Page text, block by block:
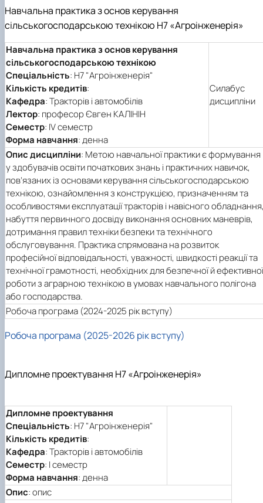
Навчальна практика з основ керування
сільськогосподарською технікою Н7 «Агроінженерія»
Навчальна практика з основ керування
сільськогосподарською технікою
Спеціальність: Н7 "Агроінженерія"
Кількість кредитів:
Кафедра: Тракторів і автомобілів
Лектор: професор Євген КАЛІНІН
Семестр: ІV семестр
Форма навчання: денна
Силабус
дисципліни
Опис дисципліни: Метою навчальної практики є формування
у здобувачів освіти початкових знань і практичних навичок,
пов’язаних із основами керування сільськогосподарською
технікою, ознайомлення з конструкцією, призначенням та
особливостями експлуатації тракторів і навісного
набуття первинного досвіду виконання основних маневрів,
дотримання правил техніки безпеки та технічного
обслуговування. Практика спрямована на розвиток
професійної відповідальності, уважності, швидкості реакції та
технічної грамотності, необхідних для безпечної й ефективної
роботи з аграрною технікою в умовах навчального полігона
або господарства.
Робоча програма (2024-2025 рік вступу)
Робоча програма (2025-2026 рік вступу)
Дипломне проектування Н7 «Агроінженерія»
Дипломне проектування
Спеціальність: Н7 "Агроінженерія"
Кількість кредитів:
Кафедра: Тракторів і автомобілів
Семестр: І семестр
Форма навчання: денна
Опис: опис